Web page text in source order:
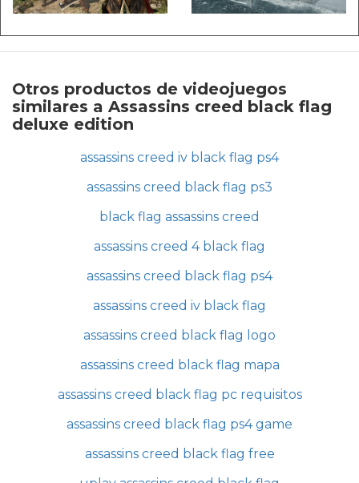
Otros productos de videojuegos
similares a Assassins creed black flag
deluxe edition
assassins creed iv black flag ps4
assassins creed black flag ps3
black flag assassins creed
assassins creed 4 black flag
assassins creed black flag ps4
assassins creed iv black flag
assassins creed black flag logo
assassins creed black flag mapa
assassins creed black flag pc requisitos
assassins creed black flag ps4 game
assassins creed black flag free